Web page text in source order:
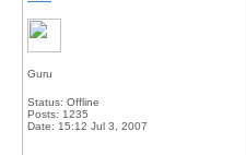
Guru
Status: Offline
Posts: 1235
Date: 15:12 Jul 3, 2007